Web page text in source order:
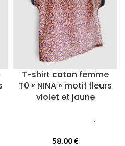
T-shirt coton femme
T0 « NINA » motif fleurs
violet et jaune
,
58.00€